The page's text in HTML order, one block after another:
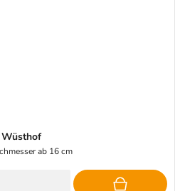
Wüsthof
ab 16 cm